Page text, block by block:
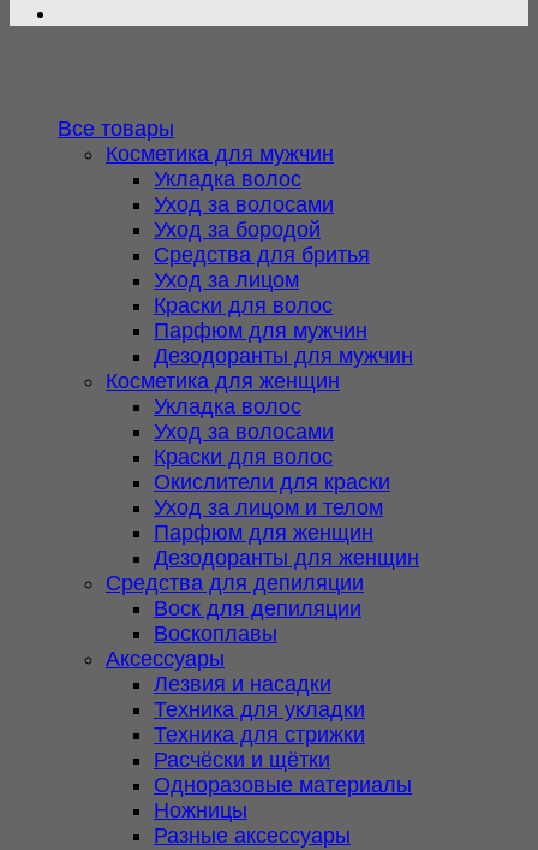
Все товары
Косметика для мужчин
Укладка волос
Уход за волосами
Уход за бородой
Средства для бритья
Уход за лицом
Краски для волос
Парфюм для мужчин
Дезодоранты для мужчин
Косметика для женщин
Укладка волос
Уход за волосами
Краски для волос
Окислители для краски
Уход за лицом и телом
Парфюм для женщин
Дезодоранты для женщин
Средства для депиляции
Воск для депиляции
Воскоплавы
Аксессуары
Лезвия и насадки
Техника для укладки
Техника для стрижки
Расчёски и щётки
Одноразовые материалы
Ножницы
Разные аксессуары